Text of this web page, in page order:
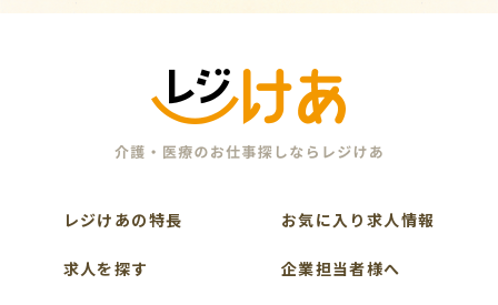
レジけあの特長
求人を探す
お気に入り求人情報
企業担当者様へ